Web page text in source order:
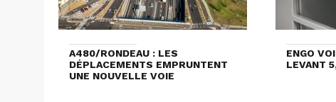
A480/RONDEAU : LES
DÉPLACEMENTS EMPRUNTENT
UNE NOUVELLE VOIE
ENGO
LEVANT